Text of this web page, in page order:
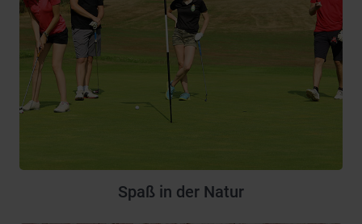
Spaß in der Natur